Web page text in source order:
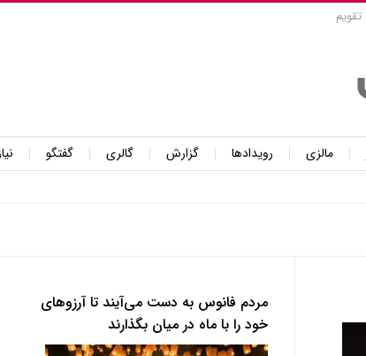
تقویم
مالزی رویدادها گزارش گالری گفتگو
مردم فانوس به دست می‌آیند تا آرزوهای
خود را با ماه در میان بگذارند